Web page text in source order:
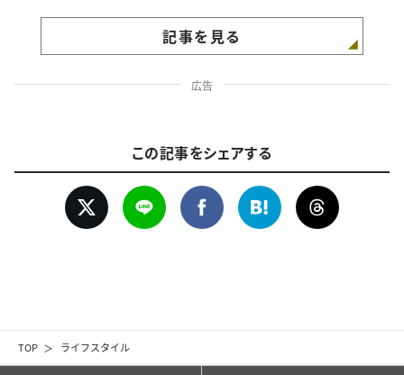
TOP ライフスタイル
記事を見る
広告
この記事をシェアする